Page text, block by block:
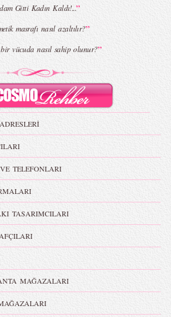
Gitti Kadın Kaldı!...”
masrafı nasıl azaltılır?”
vücuda nasıl sahip olunur?”
TELEFONLARI
TASARIMCILARI
MAĞAZALARI